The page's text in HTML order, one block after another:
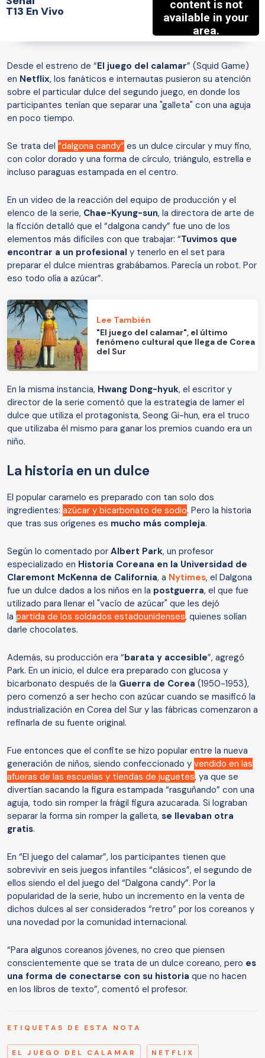
T13 En Vivo
Desde el estreno de “El juego del calamar” (Squid Game)
en Netflix, los fanáticos e internautas pusieron su atención
sobre el particular dulce del segundo juego, en donde los
participantes tenían que separar una "galleta" con una aguja
en poco tiempo.
Se trata del “dalgona candy” es un dulce circular y muy fino,
con color dorado y una forma de círculo, triángulo, estrella e
incluso paraguas estampada en el centro.
En un video de la reacción del equipo de producción y el
elenco de la serie, Chae-Kyung-sun, la directora de arte de
la ficción detalló que el “dalgona candy” fue uno de los
elementos más difíciles con que trabajar: “Tuvimos que
encontrar a un profesional y tenerlo en el set para
preparar el dulce mientras grabábamos. Parecía un robot. Por
eso todo olía a azúcar”.
Lee También
"El juego del calamar", el último
fenómeno cultural que llega de Corea
del Sur
En la misma instancia, Hwang Dong-hyuk, el escritor y
director de la serie comentó que la estrategia de lamer el
dulce que utiliza el protagonista, Seong Gi-hun, era el truco
que utilizaba él mismo para ganar los premios cuando era un
niño.
La historia en un dulce
El popular caramelo es preparado con tan solo dos
ingredientes: azúcar y bicarbonato de sodio. Pero la historia
que tras sus orígenes es mucho más compleja.
Según lo comentado por Albert Park, un profesor
especializado en Historia Coreana en la Universidad de
Claremont McKenna de California, a Nytimes, el Dalgona
fue un dulce dados a los niños en la postguerra, el que fue
utilizado para llenar el "vacío de azúcar" que les dejó
la partida de los soldados estadounidenses, quienes solían
darle chocolates.
Además, su producción era “barata y accesible”, agregó
Park. En un inicio, el dulce era preparado con glucosa y
bicarbonato después de la Guerra de Corea (1950-1953),
pero comenzó a ser hecho con azúcar cuando se masificó la
industrialización en Corea del Sur y las fábricas comenzaron a
refinarla de su fuente original.
Fue entonces que el confite se hizo popular entre la nueva
generación de niños, siendo confeccionado y vendido en las
afueras de las escuelas y tiendas de juguetes, ya que se
divertían sacando la figura estampada “rasguñando” con una
aguja, todo sin romper la frágil figura azucarada. Si lograban
separar la forma sin romper la galleta, se llevaban otra
gratis.
En “El juego del calamar”, los participantes tienen que
sobrevivir en seis juegos infantiles “clásicos”, el segundo de
ellos siendo el del juego del “Dalgona candy”. Por la
popularidad de la serie, hubo un incremento en la venta de
dichos dulces al ser considerados “retro” por los coreanos y
una novedad por la comunidad internacional.
“Para algunos coreanos jóvenes, no creo que piensen
conscientemente que se trata de un dulce coreano, pero es
una forma de conectarse con su historia que no hacen
en los libros de texto”, comentó el profesor.
ETIQUETAS DE ESTA NOTA
EL JUEGO DEL CALAMAR NETFLIX